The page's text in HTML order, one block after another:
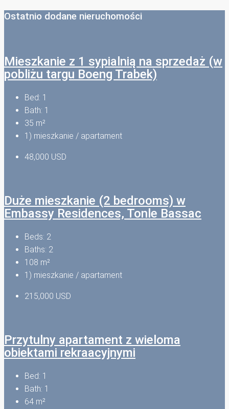
Ostatnio dodane nieruchomości
Mieszkanie z 1 sypialnią na sprzedaż (w
pobliżu targu Boeng Trabek)
Bed: 1
Bath: 1
35 m²
1) mieszkanie / apartament
48,000 USD
Duże mieszkanie (2 bedrooms) w
Embassy Residences, Tonle Bassac
Beds: 2
Baths: 2
108 m²
1) mieszkanie / apartament
215,000 USD
Przytulny apartament z wieloma
obiektami rekraacyjnymi
Bed: 1
Bath: 1
64 m²